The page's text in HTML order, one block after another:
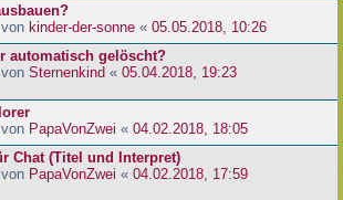
kinder-der-sonne « 05.05.2018, 10:26
automatisch gelöscht?
Sternenkind « 05.04.2018, 19:23
PapaVonZwei « 04.02.2018, 18:05
Chat (Titel und Interpret)
PapaVonZwei « 04.02.2018, 17:59